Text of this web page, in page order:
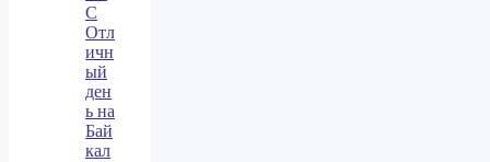
С
Отл
ичн
ый
ден
ь на
Бай
кал